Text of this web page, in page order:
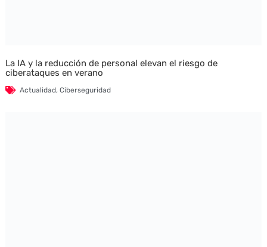
La IA y la reducción de personal elevan el riesgo de
ciberataques en verano
Actualidad, Ciberseguridad